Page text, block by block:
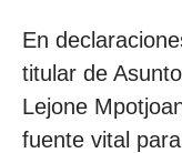
En
titular de
Lejone
fuente vital